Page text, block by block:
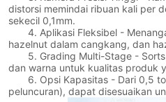
distorsi memindai ribuan kali per
sekecil 0,1mm.
4. Aplikasi Fleksibel -
hazelnut dalam cangkang, dan
5. Grading Multi-Stage - Sorts
dan warna untuk kualitas produk
6. Opsi Kapasitas - Dari 0,5
peluncuran), dapat disesuaikan